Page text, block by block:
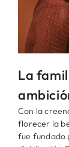
La
Con la
florecer la
fue fundado